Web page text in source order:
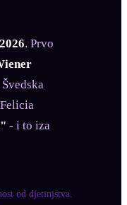
. Prvo
- i to iza
od djetinjstva.